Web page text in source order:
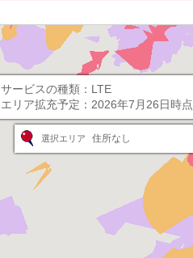
サービスの種類： LTE
エリア拡充予定： 2026年7月26日時点
選択エリア 住所なし